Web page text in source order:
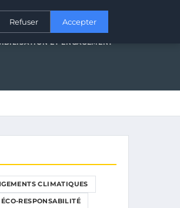
SENSIBILISATION ET ENGAGEMENT
ET ENGAGEMENT
CLIMATIQUES
RESPONSABILITÉ
Refuser Accepter